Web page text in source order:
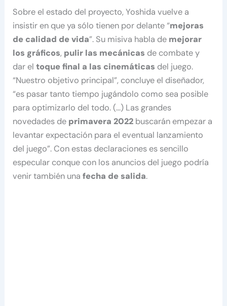
Sobre el estado del proyecto, Yoshida vuelve a
insistir en que ya sólo tienen por delante “mejoras
de calidad de vida”. Su misiva habla de mejorar
los gráficos, pulir las mecánicas de combate y
dar eltoque final a las cinemáticas del juego.
“Nuestro objetivo principal”, concluye el diseñador,
“es pasar tanto tiempo jugándolo como sea posible
para optimizarlo del todo. (…) Las grandes
novedades de primavera 2022 buscarán empezar a
levantar expectación para el eventual lanzamiento
del juego”. Con estas declaraciones es sencillo
especular conque con los anuncios del juego podría
venir también unafecha de salida.